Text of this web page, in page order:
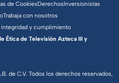
de C.V. Todos los derechos reservados,
de CookiesDerechosInversionistas
Trabaja con nosotros
integridad y cumplimiento
Ética de Televisión Azteca III y